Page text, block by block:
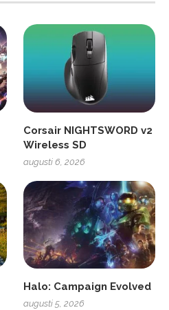
Corsair NIGHTSWORD v2
Wireless SD
augusti 6, 2026
Halo: Campaign Evolved
augusti 5, 2026